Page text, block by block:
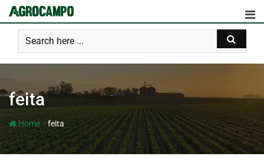
feita
Home- feita